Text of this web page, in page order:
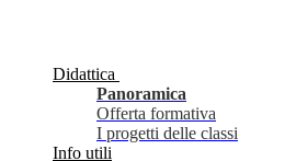
Didattica
Panoramica
Offerta formativa
I progetti delle classi
Info utili